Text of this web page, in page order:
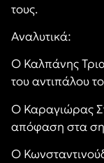
τους.
Αναλυτικά:
Ο Καλπάνης
του αντιπάλου
Ο Καραγιώρας
απόφαση στα
Ο